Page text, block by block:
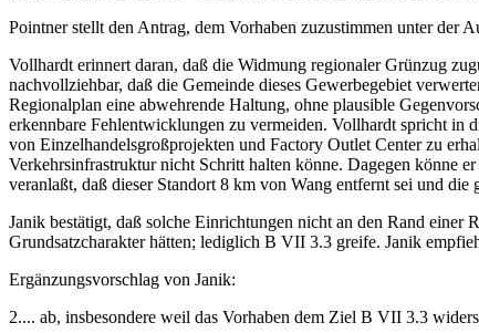
Pointner stellt den Antrag, dem Vorhaben zuzustimmen unter der
Vollhardt erinnert daran, daß die Widmung regionaler Grünzug
nachvollziehbar, daß die Gemeinde dieses Gewerbegebiet
Regionalplan eine abwehrende Haltung, ohne plausible
erkennbare Fehlentwicklungen zu vermeiden. Vollhardt spricht in
von Einzelhandelsgroßprojekten und Factory Outlet Center zu
Verkehrsinfrastruktur nicht Schritt halten könne. Dagegen könne
veranlaßt, daß dieser Standort 8 km von Wang entfernt sei und
Janik bestätigt, daß solche Einrichtungen nicht an den Rand
Grundsatzcharakter hätten; lediglich B VII 3.3 greife. Janik
Ergänzungsvorschlag von Janik:
2.... ab, insbesondere weil das Vorhaben dem Ziel B VII 3.3